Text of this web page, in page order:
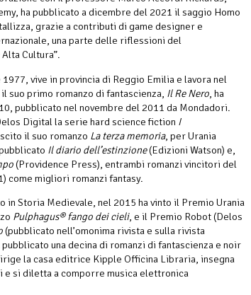
ha pubblicato a dicembre del 2021 il saggio Homo
grazie a contributi di game designer e
una parte delle riflessioni del
Cultura”.
1977, vive in provincia di Reggio Emilia e lavora nel
suo primo romanzo di fantascienza, Il Re Nero, ha
pubblicato nel novembre del 2011 da Mondadori.
Digital la serie hard science fiction I
il suo romanzo La terza memoria, per Urania
Il diario dell’estinzione(Edizioni Watson) e,
(Providence Press), entrambi romanzi vincitori del
come migliori romanzi fantasy.
in Storia Medievale, nel 2015 ha vinto il Premio Urania
Pulphagus® fango dei cieli, e il Premio Robot (Delos
(pubblicato nell’omonima rivista e sulla rivista
pubblicato una decina di romanzi di fantascienza e noir
la casa editrice Kipple Officina Libraria, insegna
e si diletta a comporre musica elettronica